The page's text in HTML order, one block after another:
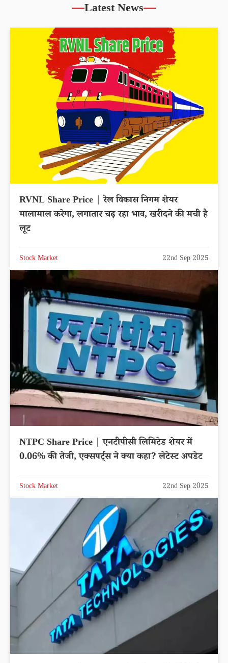
Latest News
RVNL Share Price | रेल विकास निगम शेयर
मालामाल करेगा, लगातार चढ़ रहा भाव, खरीदने की मची है
लूट
Stock Market 22nd Sep 2025
NTPC Share Price | एनटीपीसी लिमिटेड शेयर में
0.06% की तेजी, एक्सपर्ट्स ने क्या कहा? लेटेस्ट अपडेट
Stock Market 22nd Sep 2025